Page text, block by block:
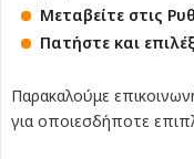
Μεταβείτε στις
Πατήστε και
Παρακαλούμε
για οποιεσδήποτε